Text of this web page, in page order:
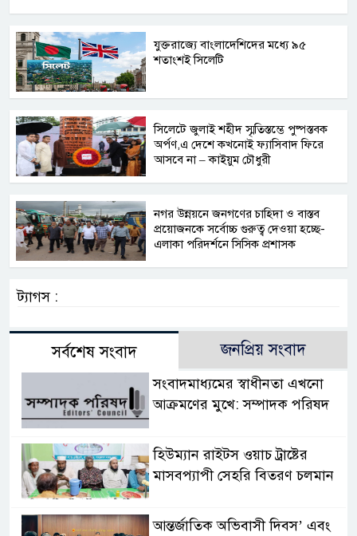
যুক্তরাজ্যে বাংলাদেশিদের মধ্যে ৯৫
শতাংশই সিলেটি
সিলেটে জুলাই শহীদ স্মৃতিস্তম্ভে পুষ্পস্তবক
অর্পণ,এ দেশে কখনোই ফ্যাসিবাদ ফিরে
আসবে না – কাইয়ুম চৌধুরী
নগর উন্নয়নে জনগণের চাহিদা ও বাস্তব
প্রয়োজনকে সর্বোচ্চ গুরুত্ব দেওয়া হচ্ছে-
এলাকা পরিদর্শনে সিসিক প্রশাসক
ট্যাগস :
সর্বশেষ সংবাদ জনপ্রিয় সংবাদ
সংবাদমাধ্যমের স্বাধীনতা এখনো
আক্রমণের মুখে: সম্পাদক পরিষদ
হিউম্যান রাইটস ওয়াচ ট্রাষ্টের
মাসবপ্যাপী সেহরি বিতরণ চলমান
আন্তর্জাতিক অভিবাসী দিবস’ এবং